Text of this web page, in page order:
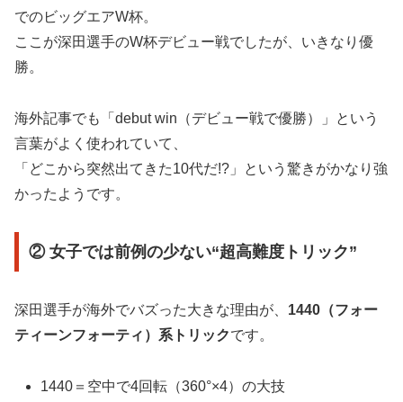
でのビッグエアW杯。
ここが深田選手のW杯デビュー戦でしたが、いきなり優
勝。
海外記事でも「debut win（デビュー戦で優勝）」という
言葉がよく使われていて、
「どこから突然出てきた10代だ!?」という驚きがかなり強
かったようです。
② 女子では前例の少ない“超高難度トリック”
深田選手が海外でバズった大きな理由が、 1440（フォー
ティーンフォーティ）系トリックです。
1440＝空中で4回転（360°×4）の大技